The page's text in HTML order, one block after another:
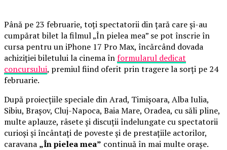
Până pe 23 februarie, toți spectatorii din țară care și-au
cumpărat bilet la filmul „În pielea mea” se pot înscrie în
cursa pentru un iPhone 17 Pro Max, încărcând dovada
achiziției biletului la cinema înformularul dedicat
concursului, premiul fiind oferit prin tragere la sorți pe 24
februarie.
După proiecțiile speciale din Arad, Timișoara, Alba Iulia,
Sibiu, Brașov, Cluj-Napoca, Baia Mare, Oradea, cu săli pline,
multe aplauze, râsete și discuții îndelungate cu spectatorii
curioși și încântați de poveste și de prestațiile actorilor,
caravana „În pielea mea” continuă în mai multe orașe.